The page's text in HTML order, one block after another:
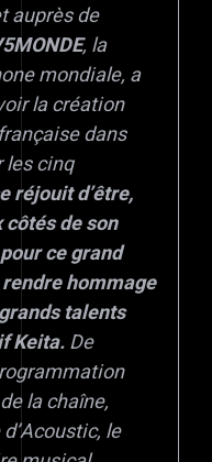
auprès de
, la
mondiale, a
la création
dans
les cinq
réjouit d’être,
de son
ce grand
hommage
talents
Keita.De
la chaîne,
le